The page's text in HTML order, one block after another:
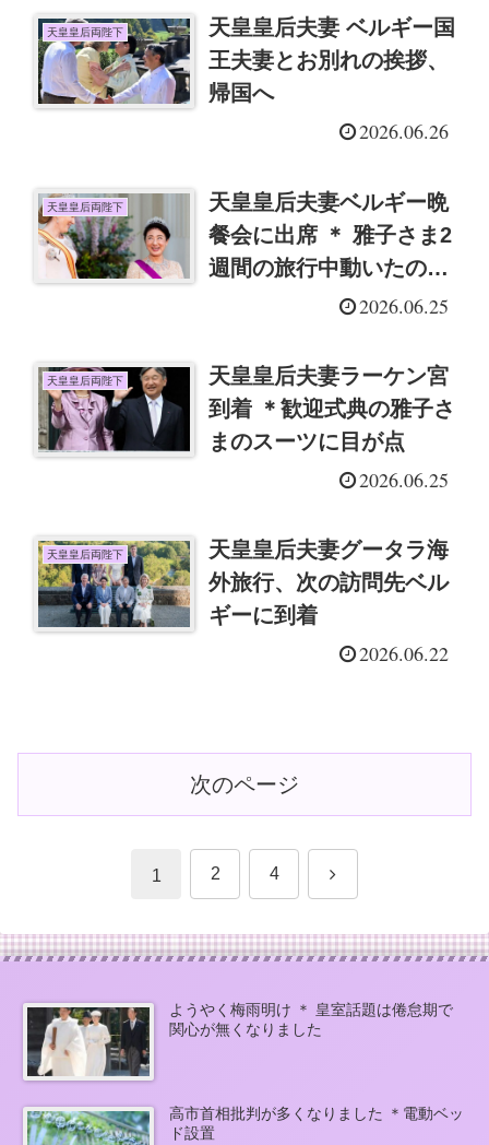
天皇皇后両陛下
天皇皇后夫妻 ベルギー国
王夫妻とお別れの挨拶、
帰国へ
2026.06.26
天皇皇后両陛下
天皇皇后夫妻ベルギー晩
餐会に出席 ＊ 雅子さま2
週間の旅行中動いたのは
2026.06.25
天皇皇后両陛下
天皇皇后夫妻ラーケン宮
到着 ＊歓迎式典の雅子さ
まのスーツに目が点
2026.06.25
天皇皇后両陛下
天皇皇后夫妻グータラ海
外旅行、次の訪問先ベル
ギーに到着
2026.06.22
次のページ
1 2 4 次
ようやく梅雨明け ＊ 皇室話題は倦怠期で
関心が無くなりました
高市首相批判が多くなりました ＊電動ベッ
ド設置